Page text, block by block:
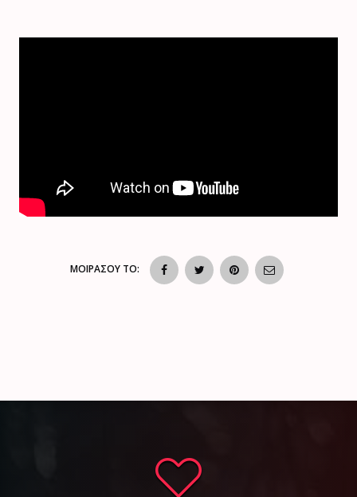
ΜΟΙΡΑΣΟΥ ΤΟ: